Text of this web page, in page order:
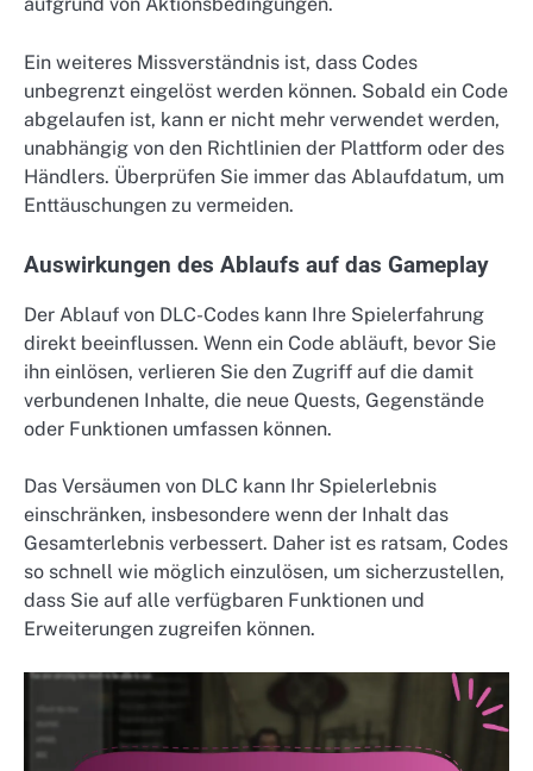
aufgrund von Aktionsbedingungen.
Ein weiteres Missverständnis ist, dass Codes
unbegrenzt eingelöst werden können. Sobald ein Code
abgelaufen ist, kann er nicht mehr verwendet werden,
unabhängig von den Richtlinien der Plattform oder des
Händlers. Überprüfen Sie immer das Ablaufdatum, um
Enttäuschungen zu vermeiden.
Auswirkungen des Ablaufs auf das Gameplay
Der Ablauf von DLC-Codes kann Ihre Spielerfahrung
direkt beeinflussen. Wenn ein Code abläuft, bevor Sie
ihn einlösen, verlieren Sie den Zugriff auf die damit
verbundenen Inhalte, die neue Quests, Gegenstände
oder Funktionen umfassen können.
Das Versäumen von DLC kann Ihr Spielerlebnis
einschränken, insbesondere wenn der Inhalt das
Gesamterlebnis verbessert. Daher ist es ratsam, Codes
so schnell wie möglich einzulösen, um sicherzustellen,
dass Sie auf alle verfügbaren Funktionen und
Erweiterungen zugreifen können.